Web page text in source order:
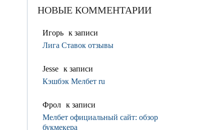
НОВЫЕ КОММЕНТАРИИ
Игорь к записи
Лига Ставок отзывы
Jesse к записи
Кэшбэк Мелбет ru
Фрол к записи
Мелбет официальный сайт: обзор
букмекера